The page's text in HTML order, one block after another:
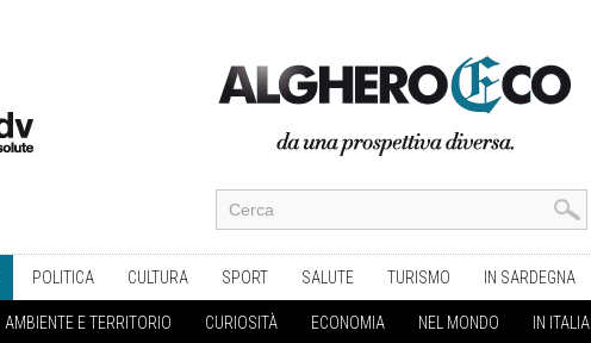
POLITICA CULTURA SPORT SALUTE TURISMO IN SARDEGNA
AMBIENTE E TERRITORIO CURIOSITÀ ECONOMIA NEL MONDO IN ITALIA